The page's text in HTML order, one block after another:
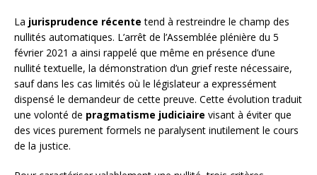
La jurisprudence récente tend à restreindre le champ des
nullités automatiques. L’arrêt de l’Assemblée plénière du 5
février 2021 a ainsi rappelé que même en présence d’une
nullité textuelle, la démonstration d’un grief reste nécessaire,
sauf dans les cas limités où le législateur a expressément
dispensé le demandeur de cette preuve. Cette évolution traduit
une volonté de pragmatisme judiciaire visant à éviter que
des vices purement formels ne paralysent inutilement le cours
de la justice.